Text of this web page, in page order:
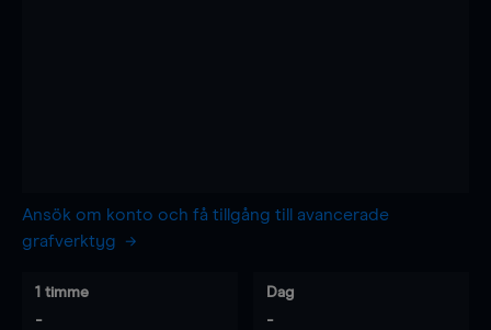
Ansök om konto och få tillgång till avancerade
grafverktyg
1 timme
-
Dag
-